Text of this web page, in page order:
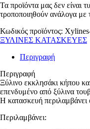
Τα προϊόντα μας δεν είναι
τροποποιηθούν ανάλογα με
Κωδικός προϊόντος:
ΞΥΛΙΝΕΣ ΚΑΤΑΣΚΕΥΕΣ
Περιγραφή
Περιγραφή
Ξύλινο εκκλησάκι κήπου
επενδυμένο από ξύλινα
Η κατασκευή
Περιλαμβάνει: